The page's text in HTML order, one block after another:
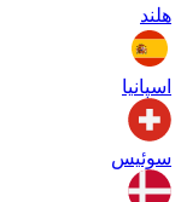
هلند
اسپانیا
سوئیس